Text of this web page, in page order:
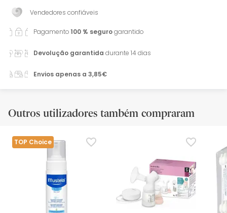
Vendedores confiáveis
Pagamento100 % segurogarantido
Devolução garantida durante 14 dias
Envios apenas a 3,85€
Outros utilizadores também compraram
TOP Choice